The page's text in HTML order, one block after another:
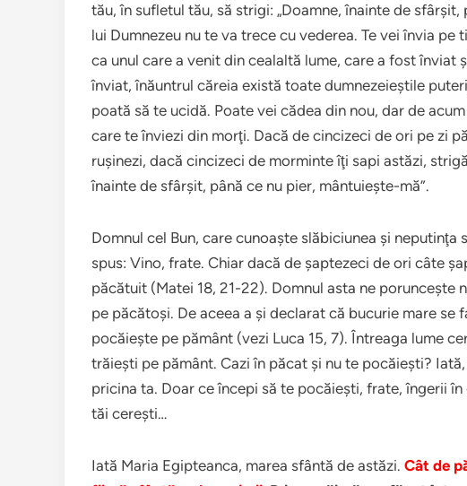
tău, în sufletul tău, să strigi: „Doamne, înainte de
lui Dumnezeu nu te va trece cu vederea. Te vei învia
ca unul care a venit din cealaltă lume, care a fost înviat
înviat, înăuntrul căreia există toate dumnezeieştile
poată să te ucidă. Poate vei cădea din nou, dar de
care te înviezi din morţi. Dacă de cincizeci de ori pe zi
ruşinezi, dacă cincizeci de morminte îţi sapi astăzi,
înainte de sfârşit, până ce nu pier, mântuieşte-mă”.
Domnul cel Bun, care cunoaşte slăbiciunea şi
spus: Vino, frate. Chiar dacă de şaptezeci de ori câte
păcătuit (Matei 18, 21-22). Domnul asta ne porunceşte
pe păcătoşi. De aceea a şi declarat că bucurie mare se
pocăieşte pe pământ (vezi Luca 15, 7). Întreaga lume
trăieşti pe pământ. Cazi în păcat şi nu te pocăieşti?
pricina ta. Doar ce începi să te pocăieşti, frate, îngerii
tăi cereşti…
Iată Maria Egipteanca, marea sfântă de astăzi. Cât de